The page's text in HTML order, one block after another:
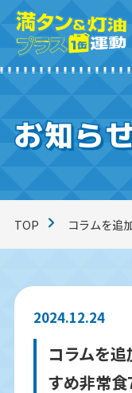
満
お知ら
TOP コラムを追
2024.12.24
コラムを
すめ非常食